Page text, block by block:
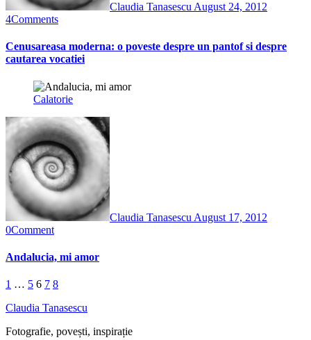
Claudia Tanasescu August 24, 2012
4Comments
Cenusareasa moderna: o poveste despre un pantof si despre
cautarea vocatiei
Calatorie
Claudia Tanasescu August 17, 2012
0Comment
Andalucia, mi amor
Posts
pagination
1 … 5 6 7 8
Claudia Tanasescu
Fotografie, povești, inspirație